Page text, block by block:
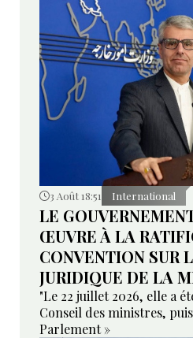
3 Août 18:51 International
LE
ŒUVRE À LA
CONVENTION SUR
JURIDIQUE DE LA
"Le 22 juillet 2026, elle a
Conseil des ministres,
Parlement »